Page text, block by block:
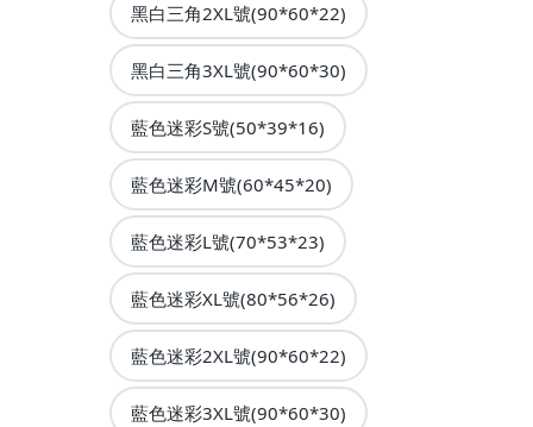
黑白三角2XL號(90*60*22)
黑白三角3XL號(90*60*30)
藍色迷彩S號(50*39*16)
藍色迷彩M號(60*45*20)
藍色迷彩L號(70*53*23)
藍色迷彩XL號(80*56*26)
藍色迷彩2XL號(90*60*22)
藍色迷彩3XL號(90*60*30)